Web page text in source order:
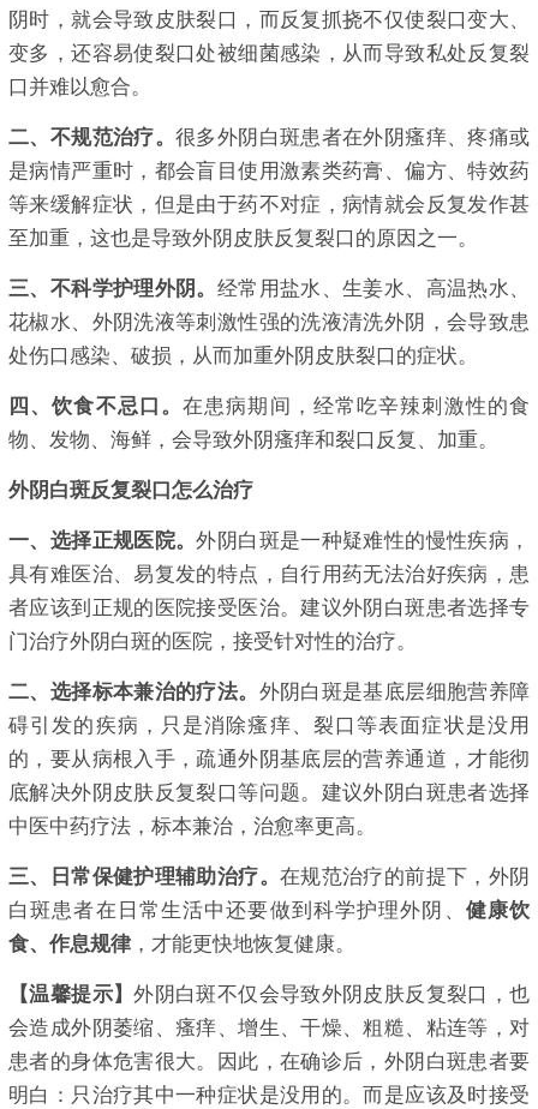
阴时，就会导致皮肤裂口，而反复抓挠不仅使裂口变大、
变多，还容易使裂口处被细菌感染，从而导致私处反复裂
口并难以愈合。
二、不规范治疗。 很多外阴白斑患者在外阴瘙痒、疼痛或
是病情严重时，都会盲目使用激素类药膏、偏方、特效药
等来缓解症状，但是由于药不对症，病情就会反复发作甚
至加重，这也是导致外阴皮肤反复裂口的原因之一。
三、不科学护理外阴。 经常用盐水、生姜水、高温热水、
花椒水、外阴洗液等刺激性强的洗液清洗外阴，会导致患
处伤口感染、破损，从而加重外阴皮肤裂口的症状。
四、饮食不忌口。在患病期间，经常吃辛辣刺激性的食
物、发物、海鲜，会导致外阴瘙痒和裂口反复、加重。
外阴白斑反复裂口怎么治疗
一、选择正规医院。外阴白斑是一种疑难性的慢性疾病，
具有难医治、易复发的特点，自行用药无法治好疾病，患
者应该到正规的医院接受医治。建议外阴白斑患者选择专
门治疗外阴白斑的医院，接受针对性的治疗。
二、选择标本兼治的疗法。 外阴白斑是基底层细胞营养障
碍引发的疾病，只是消除瘙痒、裂口等表面症状是没用
的，要从病根入手，疏通外阴基底层的营养通道，才能彻
底解决外阴皮肤反复裂口等问题。建议外阴白斑患者选择
中医中药疗法，标本兼治，治愈率更高。
三、日常保健护理辅助治疗。 在规范治疗的前提下，外阴
白斑患者在日常生活中还要做到科学护理外阴、 健康饮
食、作息规律 ，才能更快地恢复健康。
【温馨提示】外阴白斑不仅会导致外阴皮肤反复裂口，也
会造成外阴萎缩、瘙痒、增生、干燥、粗糙、粘连等，对
患者的身体危害很大。因此，在确诊后，外阴白斑患者要
明白：只治疗其中一种症状是没用的。而是应该及时接受